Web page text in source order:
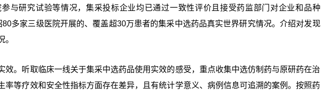
与研究试验等情况，集采投标企业均已通过一致性评价且接受药监部门对企业和品种
多家三级医院开展的、覆盖超30万患者的集采中选药品真实世界研究情况。介绍对发现
效。听取临床一线关于集采中选药品使用实效的感受，重点收集中选仿制药与原研药在治
率等疗效和安全性指标方面存在差异，且有统计学意义、病例信息可追溯的案例。按照药